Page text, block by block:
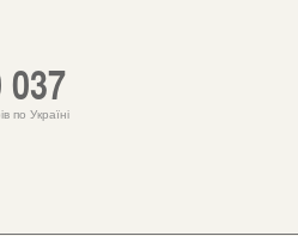
037
по Україні